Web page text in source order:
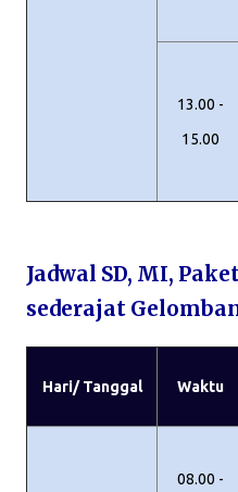
13.00 -
15.00
Jadwal SD, MI,
sederajat
Hari/ Tanggal Waktu
08.00 -